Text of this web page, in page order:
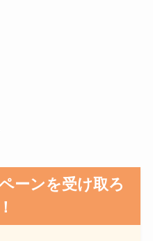
ーンを受け取ろ